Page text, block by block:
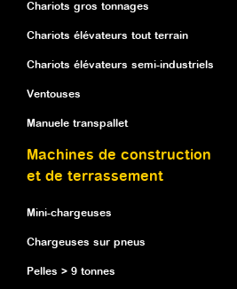
Chariots gros tonnages
Chariots élévateurs tout terrain
Chariots élévateurs semi-industriels
Ventouses
Manuele transpallet
Machines de construction
et de terrassement
Mini-chargeuses
Chargeuses sur pneus
Pelles > 9 tonnes